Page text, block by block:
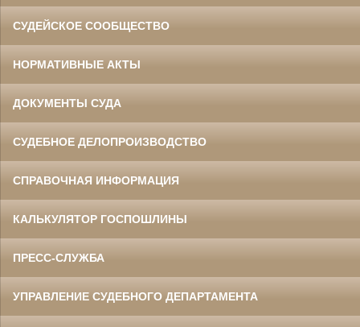
СУДЕЙСКОЕ СООБЩЕСТВО
НОРМАТИВНЫЕ АКТЫ
ДОКУМЕНТЫ СУДА
СУДЕБНОЕ ДЕЛОПРОИЗВОДСТВО
СПРАВОЧНАЯ ИНФОРМАЦИЯ
КАЛЬКУЛЯТОР ГОСПОШЛИНЫ
ПРЕСС-СЛУЖБА
УПРАВЛЕНИЕ СУДЕБНОГО ДЕПАРТАМЕНТА